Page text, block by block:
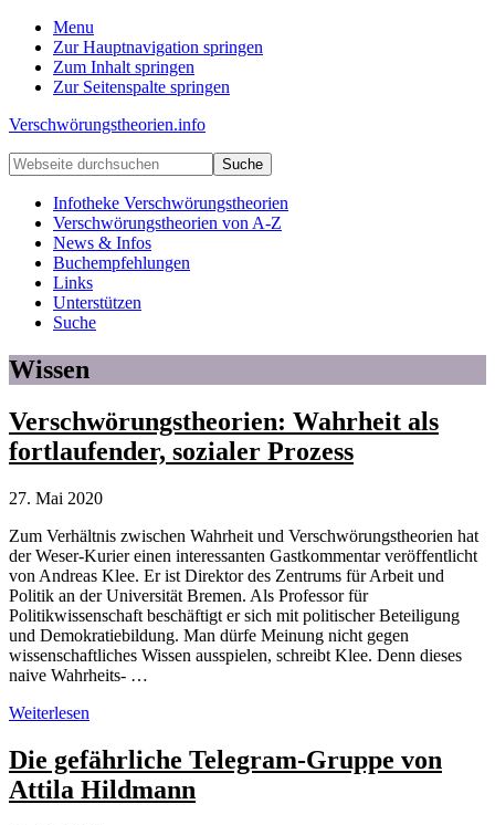
Menu
Zur Hauptnavigation springen
Zum Inhalt springen
Zur Seitenspalte springen
Verschwörungstheorien.info
Beiträge
zu
Merkmalen,
Funktionen
Risiken
konspirationistischen
Denkens
Webseite
durchsuchen
Infotheke Verschwörungstheorien
Verschwörungstheorien von A-Z
News & Infos
Buchempfehlungen
Links
Unterstützen
Suche
Wissen
Verschwörungstheorien: Wahrheit als
fortlaufender, sozialer Prozess
27. Mai 2020
Zum Verhältnis zwischen Wahrheit und Verschwörungstheorien hat
der Weser-Kurier einen interessanten Gastkommentar veröffentlicht
von Andreas Klee. Er ist Direktor des Zentrums für Arbeit und
Politik an der Universität Bremen. Als Professor für
Politikwissenschaft beschäftigt er sich mit politischer Beteiligung
und Demokratiebildung. Man dürfe Meinung nicht gegen
wissenschaftliches Wissen ausspielen, schreibt Klee. Denn dieses
naive Wahrheits- …
Verschwörungstheorien:
als
fortlaufender,
sozialer
Weiterlesen
Die gefährliche Telegram-Gruppe von
Attila Hildmann